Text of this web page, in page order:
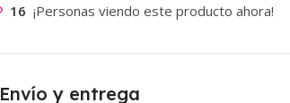
16 ¡Personas viendo este producto ahora!
Envío y entrega